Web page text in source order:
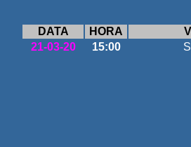
DATA HORA
21-03-20
15:00